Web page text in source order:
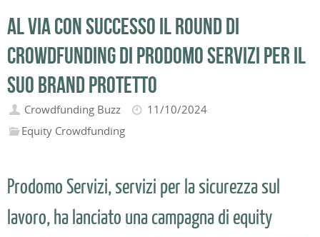
Al via con successo il round di
crowdfunding di Prodomo Servizi per il
suo brand Protetto
Crowdfunding Buzz
11/10/2024
Equity Crowdfunding
Prodomo Servizi, servizi per la sicurezza sul
lavoro, ha lanciato una campagna di equity